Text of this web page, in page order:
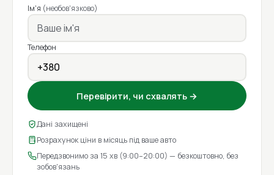
Ім'я (необов'язково)
Телефон
Перевірити, чи схвалять →
Дані захищені
Розрахунок ціни в місяць під ваше авто
Передзвонимо за 15 хв (9:00–20:00) — безкоштовно, без
зобов'язань